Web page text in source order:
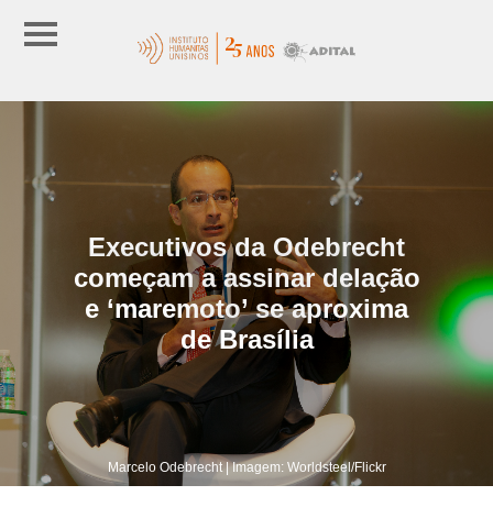
Executivos da Odebrecht
começam a assinar delação
e ‘maremoto’ se aproxima
de Brasília
Marcelo Odebrecht | Imagem: Worldsteel/Flickr